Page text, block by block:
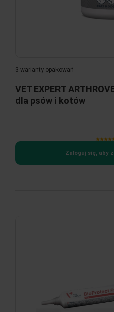
3 warianty opakowań
VET EXPERT
dla psów i kotów
Zaloguj się, aby